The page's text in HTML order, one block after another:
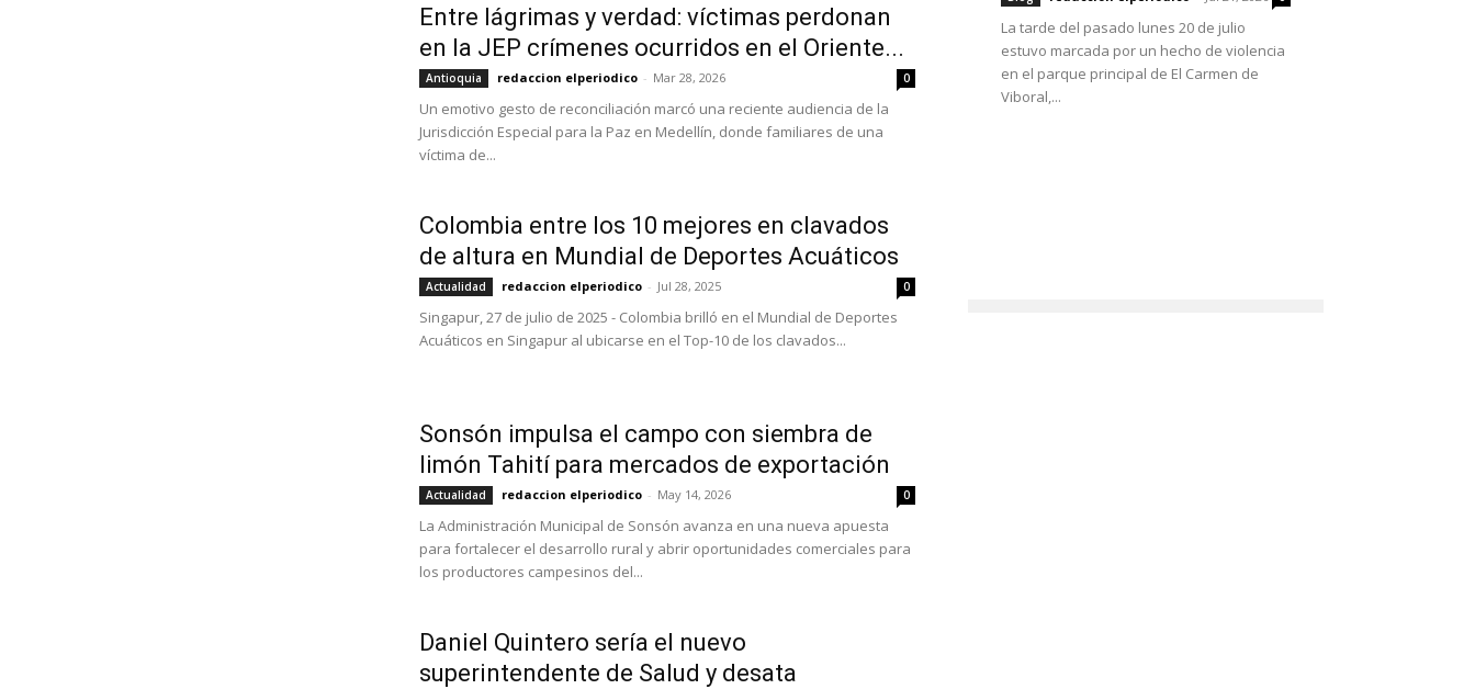
Entre lágrimas y verdad: víctimas perdonan
en la JEP crímenes ocurridos en el Oriente...
Antioquia redaccion elperiodico - Mar 28, 2026 0
Un emotivo gesto de reconciliación marcó una reciente audiencia de la
Jurisdicción Especial para la Paz en Medellín, donde familiares de una
víctima de...
Colombia entre los 10 mejores en clavados
de altura en Mundial de Deportes Acuáticos
Actualidad redaccion elperiodico - Jul 28, 2025 0
Singapur, 27 de julio de 2025 - Colombia brilló en el Mundial de Deportes
Acuáticos en Singapur al ubicarse en el Top-10 de los clavados...
Sonsón impulsa el campo con siembra de
limón Tahití para mercados de exportación
Actualidad redaccion elperiodico - May 14, 2026 0
La Administración Municipal de Sonsón avanza en una nueva apuesta
para fortalecer el desarrollo rural y abrir oportunidades comerciales para
los productores campesinos del...
Daniel Quintero sería el nuevo
superintendente de Salud y desata
La tarde del pasado lunes 20 de julio
estuvo marcada por un hecho de violencia
en el parque principal de El Carmen de
Viboral,...